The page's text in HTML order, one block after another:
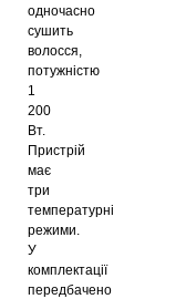
одночасно
сушить
волосся,
потужністю
1
200
Вт.
Пристрій
має
три
температурні
режими.
У
комплектації
передбачено